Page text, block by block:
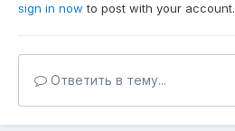
sign in now to post with your account.
Ответить в тему...